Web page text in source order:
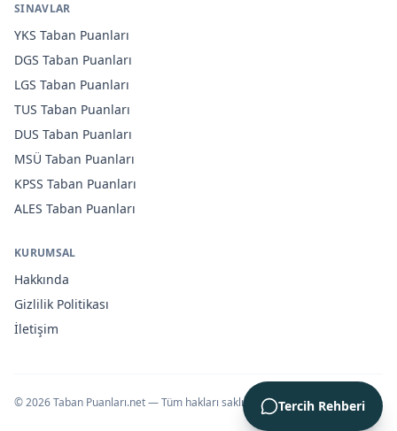
SINAVLAR
YKS Taban Puanları
DGS Taban Puanları
LGS Taban Puanları
TUS Taban Puanları
DUS Taban Puanları
MSÜ Taban Puanları
KPSS Taban Puanları
ALES Taban Puanları
KURUMSAL
Hakkında
Gizlilik Politikası
İletişim
©2026Taban Puanları.net — Tüm hakları saklıdır. Tercih Rehberi